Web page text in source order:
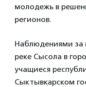
молодежь в
регионов.
Наблюдениями за
реке Сысола в
учащиеся
Сыктывкарском